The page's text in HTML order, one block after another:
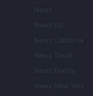
Newz
Newz US
Newz California
Newz Texas
Newz Florida
Newz New York